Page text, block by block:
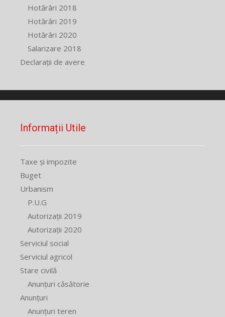
Hotărâri 2018
Hotărâri 2019
Hotărâri 2020
Salarizare 2018
Declarații de avere
Informații Utile
Taxe și impozite
Buget
Urbanism
P.U.G
Autorizații 2019
Autorizații 2020
Serviciul social
Serviciul agricol
Stare civilă
Anunțuri căsătorie
Anunțuri
Anunțuri teren